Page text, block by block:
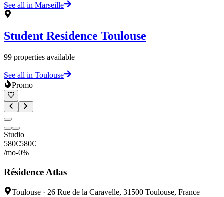
See all in Marseille
Student Residence Toulouse
99 properties available
See all in Toulouse
Promo
Studio
580€580€
/mo-0%
Résidence Atlas
Toulouse · 26 Rue de la Caravelle, 31500 Toulouse, France